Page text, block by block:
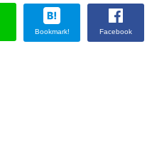
Bookmark! Facebook